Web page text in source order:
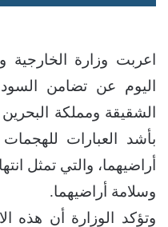
اعربت وزارة الخارجية
اليوم عن تضامن
الشقيقة ومملكة البحرين
بأشد العبارات
أراضيهما، والتي تمثل
وسلامة أراضيهما.
وتؤكد الوزارة أن هذه